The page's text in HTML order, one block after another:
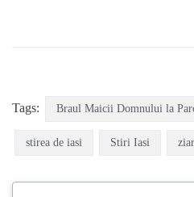
Tags: Braul Maicii Domnului la
stirea de iasi Stiri Iasi